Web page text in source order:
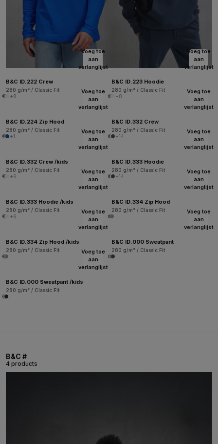
Voeg toe
aan
verlanglijst
B&C ID.222 Crew
280 g/m² / Classic Fit
+8
Voeg toe
aan
verlanglijst
B&C ID.223 Hoodie
280 g/m² / Classic Fit
+8
Voeg toe
aan
verlanglijst
B&C ID.224 Zip Hood
280 g/m² / Classic Fit
+1
Voeg toe
aan
verlanglijst
B&C ID.332 Crew
280 g/m² / Classic Fit
+14
Voeg toe
aan
verlanglijst
B&C ID.332 Crew /kids
280 g/m² / Classic Fit
+6
Voeg toe
aan
verlanglijst
B&C ID.333 Hoodie
280 g/m² / Classic Fit
+14
Voeg toe
aan
verlanglijst
B&C ID.333 Hoodie /kids
280 g/m² / Classic Fit
+6
Voeg toe
aan
verlanglijst
B&C ID.334 Zip Hood
280 g/m² / Classic Fit
Voeg toe
aan
verlanglijst
B&C ID.334 Zip Hood /kids
280 g/m² / Classic Fit
Voeg toe
aan
verlanglijst
B&C ID.000 Sweatpant
280 g/m² / Classic Fit
Voeg toe
aan
verlanglijst
B&C ID.000 Sweatpant /kids
280 g/m² / Classic Fit
B&C #
4 products